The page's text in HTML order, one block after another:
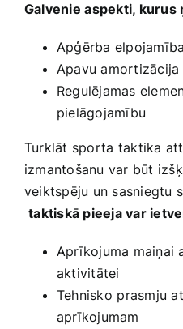
Galvenie ⁤aspekti, kurus
Apģērba
Apavu
Regulējamas
pielāgojamību
Turklāt‌ sporta⁢ taktika
izmantošanu ‍var ‍būt
veiktspēju un sasniegtu
​taktiskā pieeja var
Aprīkojuma maiņai
aktivitātei
Tehnisko⁢ prasmju
aprīkojumam